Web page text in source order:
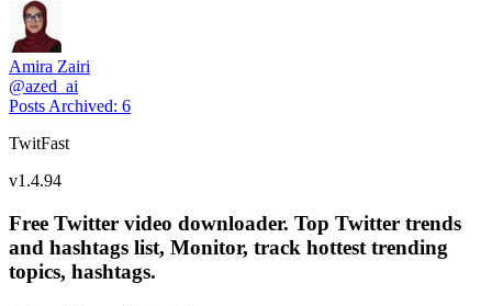
Amira Zairi
@azed_ai
Posts Archived: 6
TwitFast
v1.4.94
Free Twitter video downloader. Top Twitter trends
and hashtags list, Monitor, track hottest trending
topics, hashtags.